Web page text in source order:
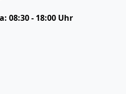
08:30 - 18:00 Uhr